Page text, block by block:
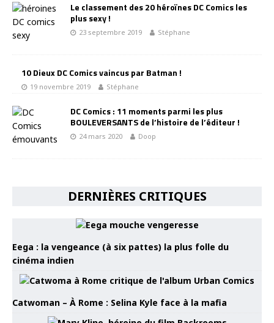
Le classement des 20 héroïnes DC Comics les
plus sexy !
23 septembre 2019 Stéphane
10 Dieux DC Comics vaincus par Batman !
19 novembre 2019 Stéphane
DC Comics : 11 moments parmi les plus
BOULEVERSANTS de l’histoire de l’éditeur !
24 mars 2020 Doop
DERNIÈRES CRITIQUES
Eega : la vengeance (à six pattes) la plus folle du
cinéma indien
Catwoman – À Rome : Selina Kyle face à la mafia